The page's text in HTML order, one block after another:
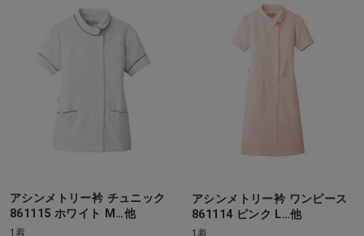
アシンメトリー衿 チュニック
861115 ホワイト M…他
1着
アシンメトリー衿 ワンピース
861114 ピンク L…他
1着